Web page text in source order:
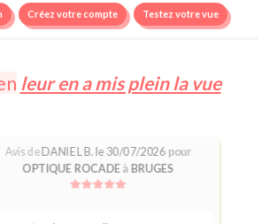
Créez votre compte Testez votre vue
leur en a mis plein la vue
deDANIEL B. le 30/07/2026pour
OPTIQUE ROCADE àBRUGES